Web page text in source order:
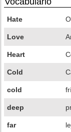
Hate
Love
Heart
Cold
cold
deep
far